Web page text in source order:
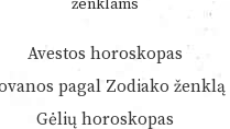
ženklams
Avestos horoskopas
pagal Zodiako ženklą
Gėlių horoskopas